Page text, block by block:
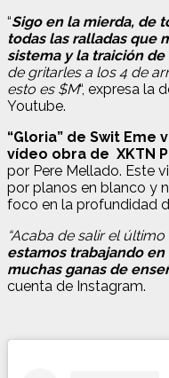
“Sigo en la mierda, de
todas las ralladas que
sistema y la traición de
de gritarles a los 4 de
esto es $M“, expresa la
Youtube.
“Gloria” de Swit Eme
vídeo obra de XKTN
por Pere Mellado. Este
por planos en blanco y
foco en la profundidad
“Acaba de salir el
estamos trabajando
muchas ganas de
cuenta de Instagram.